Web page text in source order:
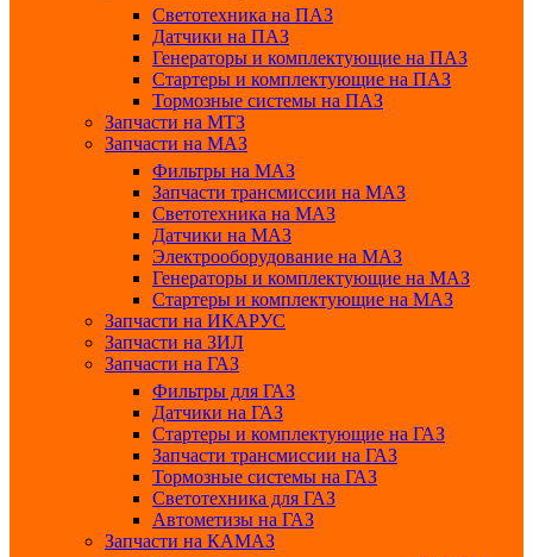
Светотехника на ПАЗ
Датчики на ПАЗ
Генераторы и комплектующие на ПАЗ
Стартеры и комплектующие на ПАЗ
Тормозные системы на ПАЗ
Запчасти на МТЗ
Запчасти на МАЗ
Фильтры на МАЗ
Запчасти трансмиссии на МАЗ
Светотехника на МАЗ
Датчики на МАЗ
Электрооборудование на МАЗ
Генераторы и комплектующие на МАЗ
Стартеры и комплектующие на МАЗ
Запчасти на ИКАРУС
Запчасти на ЗИЛ
Запчасти на ГАЗ
Фильтры для ГАЗ
Датчики на ГАЗ
Стартеры и комплектующие на ГАЗ
Запчасти трансмиссии на ГАЗ
Тормозные системы на ГАЗ
Светотехника для ГАЗ
Автометизы на ГАЗ
Запчасти на КАМАЗ